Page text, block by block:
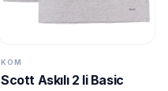
KOM
Scott Askılı 2 li Basic